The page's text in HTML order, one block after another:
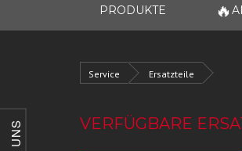
PRODUKTE 🔥
Service Ersatzteile
VERFÜGBARE